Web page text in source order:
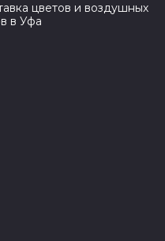
цветов и воздушных
в Уфа